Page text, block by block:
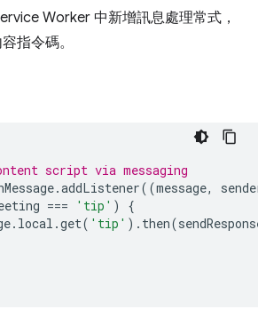
Worker 中新增訊息處理常式，
指令碼。
script via messaging
.addListener((message,
=== 'tip' )
{
. local .get( 'tip' ). then(